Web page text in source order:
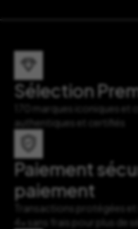
Sélection
170 marques iconiques et
authentiques et certifiés
Paiement
paiement
Transactions protégées
4x sans frais pour plus de